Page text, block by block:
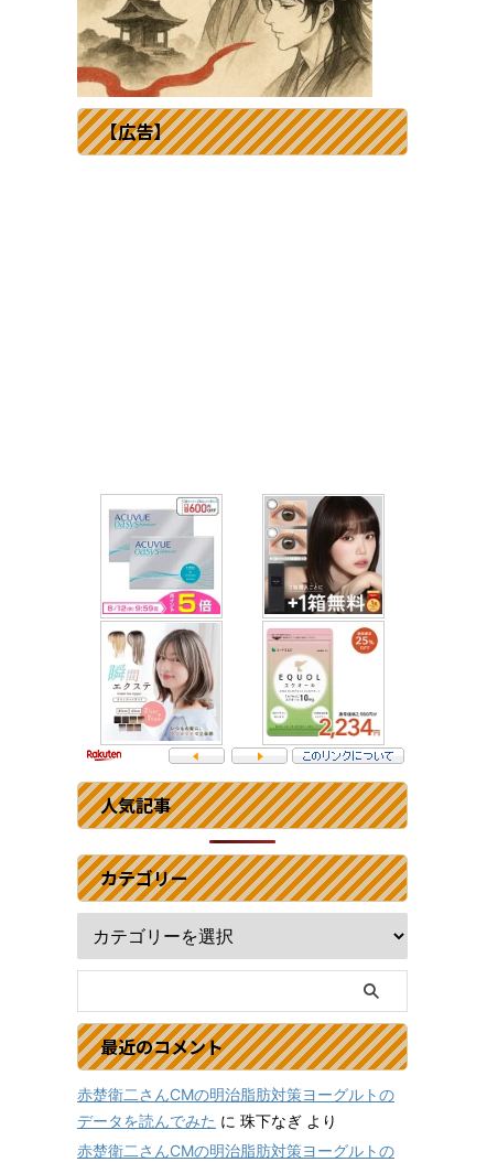
【広告】
人気記事
カテゴリー
最近のコメント
赤楚衛二さんCMの明治脂肪対策ヨーグルトの
データを読んでみた に 珠下なぎ より
赤楚衛二さんCMの明治脂肪対策ヨーグルトの